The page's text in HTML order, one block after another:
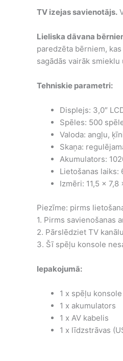
TV izejas savienotājs.
Lieliska dāvana
paredzēta bērniem,
sagādās vairāk smieklu
Tehniskie parametri:
Displejs: 3,0″
Spēles: 500
Valoda: angļu,
Skaņa:
Akumulators:
Lietošanas laiks:
Izmēri: 11,5 x 7,8
Piezīme: pirms
1. Pirms savienošanas
2. Pārslēdziet TV
3. Šī spēļu konsole
Iepakojumā:
1 x spēļu konsole
1 x akumulators
1 x AV kabelis
1 x līdzstrāvas